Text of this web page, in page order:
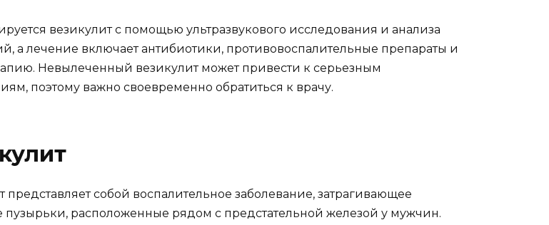
везикулит с помощью ультразвукового исследования и анализа
а лечение включает антибиотики, противовоспалительные препараты и
Невылеченный везикулит может привести к серьезным
поэтому важно своевременно обратиться к врачу.
представляет собой воспалительное заболевание, затрагивающее
расположенные рядом с предстательной железой у мужчин.